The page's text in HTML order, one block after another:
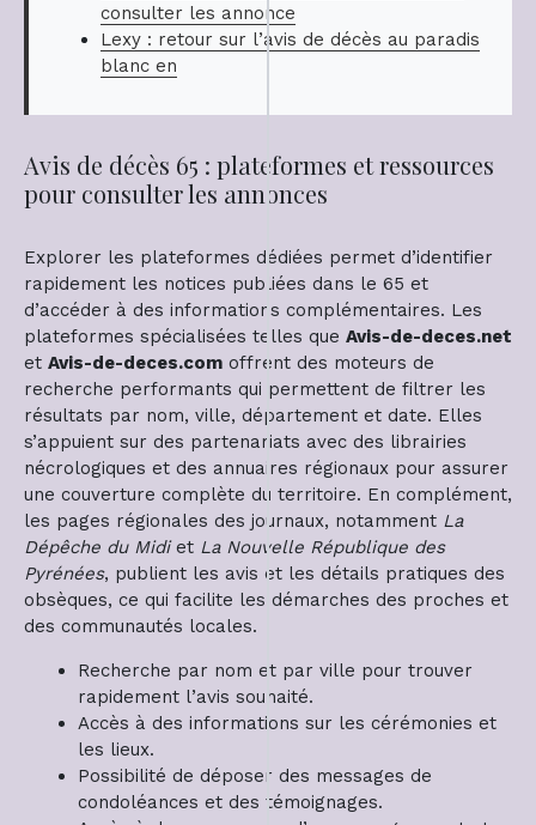
consulter les annonce
Lexy : retour sur l’avis de décès au paradis
blanc en
Avis de décès 65 : plateformes et ressources
pour consulter les annonces
Explorer les plateformes dédiées permet d’identifier
rapidement les notices publiées dans le 65 et
d’accéder à des informations complémentaires. Les
plateformes spécialisées telles que Avis-de-deces.net
et Avis-de-deces.com offrent des moteurs de
recherche performants qui permettent de filtrer les
résultats par nom, ville, département et date. Elles
s’appuient sur des partenariats avec des librairies
nécrologiques et des annuaires régionaux pour assurer
une couverture complète du territoire. En complément,
les pages régionales des journaux, notamment La
Dépêche du Midiet La Nouvelle République des
Pyrénées, publient les avis et les détails pratiques des
obsèques, ce qui facilite les démarches des proches et
des communautés locales.
Recherche par nom et par ville pour trouver
rapidement l’avis souhaité.
Accès à des informations sur les cérémonies et
les lieux.
Possibilité de déposer des messages de
condoléances et des témoignages.